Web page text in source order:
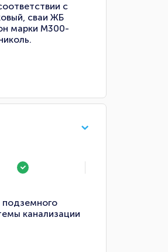
с
сваи ЖБ
марки М300-
подземного
канализации